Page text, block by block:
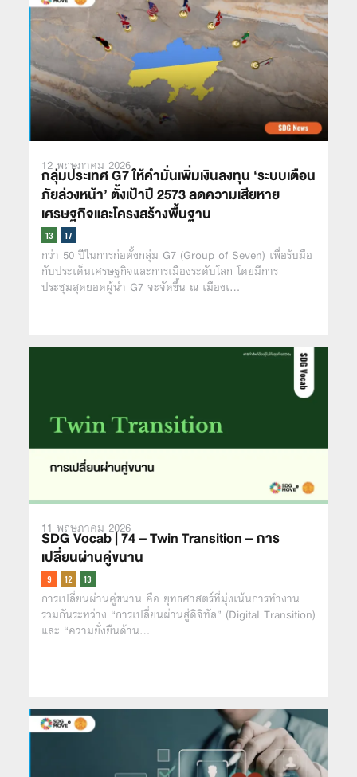
12 พฤษภาคม 2026
กลุ่มประเทศ G7 ให้คำมั่นเพิ่มเงินลงทุน ‘ระบบเตือน
ภัยล่วงหน้า’ ตั้งเป้าปี 2573 ลดความเสียหาย
เศรษฐกิจและโครงสร้างพื้นฐาน
กว่า 50 ปีในการก่อตั้งกลุ่ม G7 (Group of Seven) เพื่อรับมือ
กับประเด็นเศรษฐกิจและการเมืองระดับโลก โดยมีการ
ประชุมสุดยอดผู้นำ G7 จะจัดขึ้น ณ เมืองเ…
11 พฤษภาคม 2026
SDG Vocab | 74 – Twin Transition – การ
เปลี่ยนผ่านคู่ขนาน
การเปลี่ยนผ่านคู่ขนาน คือ ยุทธศาสตร์ที่มุ่งเน้นการทำงาน
รวมกันระหว่าง “การเปลี่ยนผ่านสู่ดิจิทัล” (Digital Transition)
และ “ความยั่งยืนด้าน…